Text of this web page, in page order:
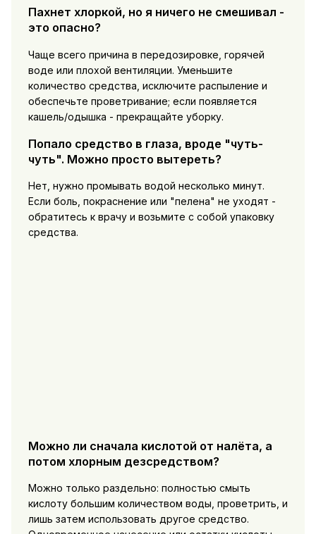
Пахнет хлоркой, но я ничего не смешивал -
это опасно?
Чаще всего причина в передозировке, горячей
воде или плохой вентиляции. Уменьшите
количество средства, исключите распыление и
обеспечьте проветривание; если появляется
кашель/одышка - прекращайте уборку.
Попало средство в глаза, вроде "чуть-
чуть". Можно просто вытереть?
Нет, нужно промывать водой несколько минут.
Если боль, покраснение или "пелена" не уходят -
обратитесь к врачу и возьмите с собой упаковку
средства.
Можно ли сначала кислотой от налёта, а
потом хлорным дезсредством?
Можно только раздельно: полностью смыть
кислоту большим количеством воды, проветрить, и
лишь затем использовать другое средство.